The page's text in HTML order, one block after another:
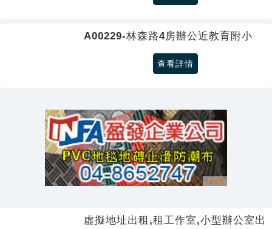
A00229-林森路4房辦公近教育附小
查看詳情
虛擬地址出租,租工作室,小型辦公室出